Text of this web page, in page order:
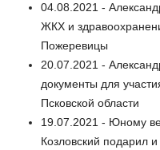
04.08.2021 -
ЖКХ и
Пожеревицы
20.07.2021 -
документы для
Псковской области
19.07.2021 - Юному
Козловский подарил